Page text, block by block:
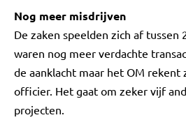
Nog meer misdrijven
De zaken speelden zich af tussen
waren nog meer verdachte
de aanklacht maar het OM rekent
officier. Het gaat om zeker vijf
projecten.